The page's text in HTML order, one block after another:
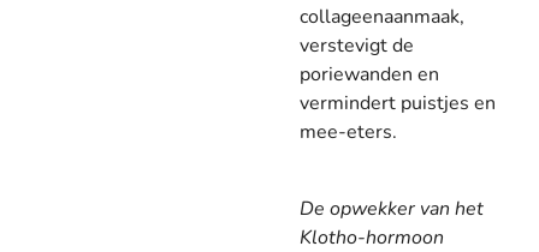
collageenaanmaak,
verstevigt de
poriewanden en
vermindert puistjes en
mee-eters.
De opwekker van het
Klotho-hormoon